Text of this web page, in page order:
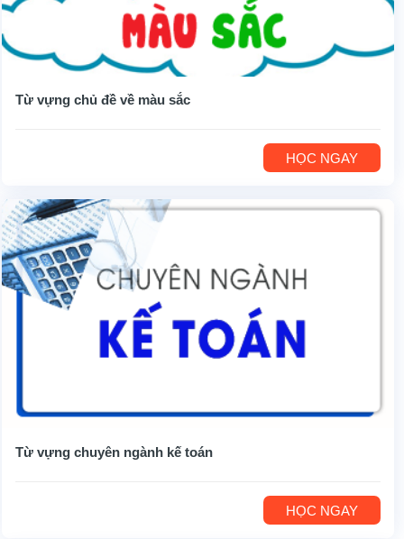
Từ vựng chủ đề về màu sắc
HỌC NGAY
Từ vựng chuyên ngành kế toán
HỌC NGAY